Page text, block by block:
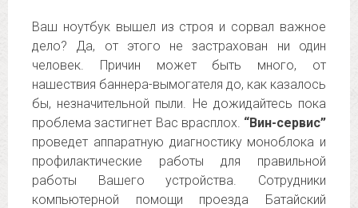
Ваш ноутбук вышел из строя и сорвал важное
дело? Да, от этого не застрахован ни один
человек. Причин может быть много, от
нашествия баннера-вымогателя до, как казалось
бы, незначительной пыли. Не дожидайтесь пока
проблема застигнет Вас врасплох. “Вин-сервис”
проведет аппаратную диагностику моноблока и
профилактические работы для правильной
работы Вашего устройства. Сотрудники
компьютерной помощи проезда Батайский